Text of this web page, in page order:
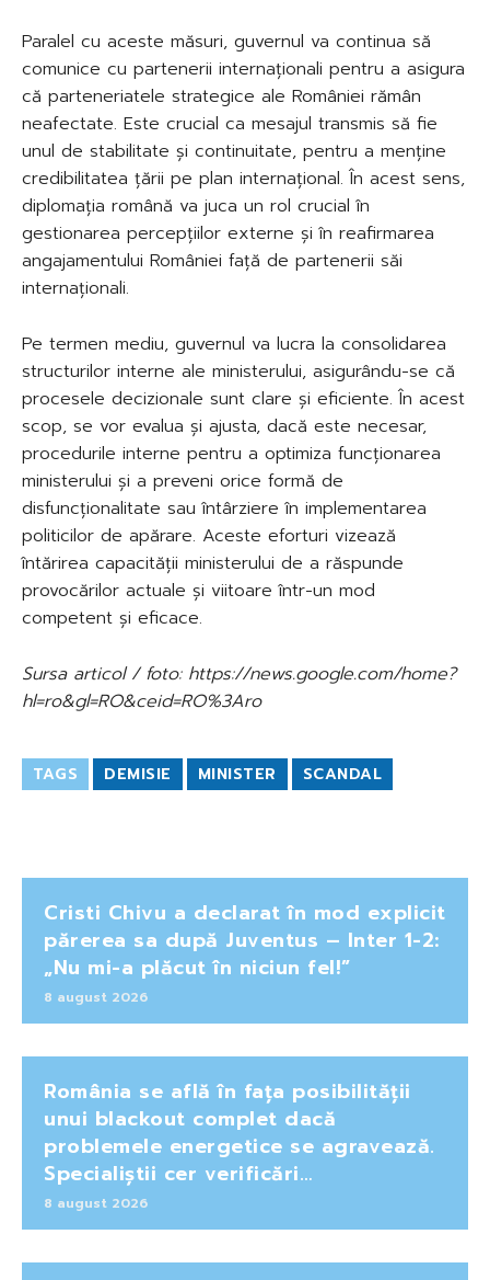
Paralel cu aceste măsuri, guvernul va continua să
comunice cu partenerii internaționali pentru a asigura
că parteneriatele strategice ale României rămân
neafectate. Este crucial ca mesajul transmis să fie
unul de stabilitate și continuitate, pentru a menține
credibilitatea țării pe plan internațional. În acest sens,
diplomația română va juca un rol crucial în
gestionarea percepțiilor externe și în reafirmarea
angajamentului României față de partenerii săi
internaționali.
Pe termen mediu, guvernul va lucra la consolidarea
structurilor interne ale ministerului, asigurându-se că
procesele decizionale sunt clare și eficiente. În acest
scop, se vor evalua și ajusta, dacă este necesar,
procedurile interne pentru a optimiza funcționarea
ministerului și a preveni orice formă de
disfuncționalitate sau întârziere în implementarea
politicilor de apărare. Aceste eforturi vizează
întărirea capacității ministerului de a răspunde
provocărilor actuale și viitoare într-un mod
competent și eficace.
Sursa articol / foto: https://news.google.com/home?
hl=ro&gl=RO&ceid=RO%3Aro
TAGS DEMISIE MINISTER SCANDAL
Cristi Chivu a declarat în mod explicit
părerea sa după Juventus – Inter 1-2:
„Nu mi-a plăcut în niciun fel!”
8 august 2026
România se află în fața posibilității
unui blackout complet dacă
problemele energetice se agravează.
Specialiștii cer verificări…
8 august 2026